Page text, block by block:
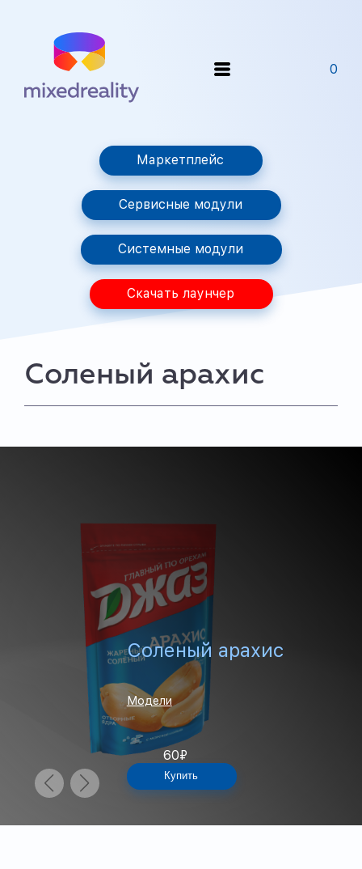
0
Маркетплейс
Сервисные модули
Системные модули
Скачать лаунчер
Соленый арахис
Соленый арахис
Модели
60₽
Купить